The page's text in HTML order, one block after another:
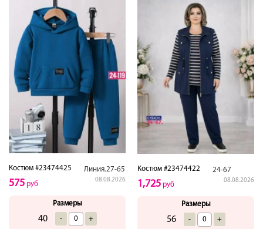
Костюм #23474425 Линия.27-65
08.08.2026
575 руб
Размеры
40 - +
Костюм #23474422 24-67
08.08.2026
1,725 руб
Размеры
56 - +